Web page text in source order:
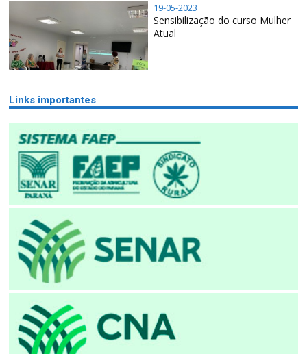
19-05-2023
Sensibilização do curso Mulher
Atual
Links importantes